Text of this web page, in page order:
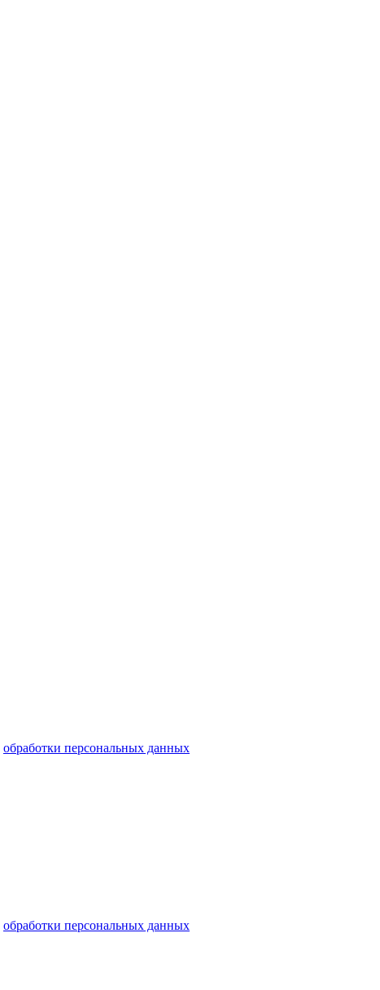
обработки персональных данных
обработки персональных данных